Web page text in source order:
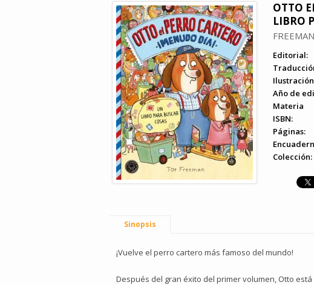
OTTO
LIBRO
Editorial:
Año de
Materia
ISBN:
Páginas:
Colección:
Sinopsis
¡Vuelve el perro cartero más famoso del mundo!
Después del gran éxito del primer volumen, Otto